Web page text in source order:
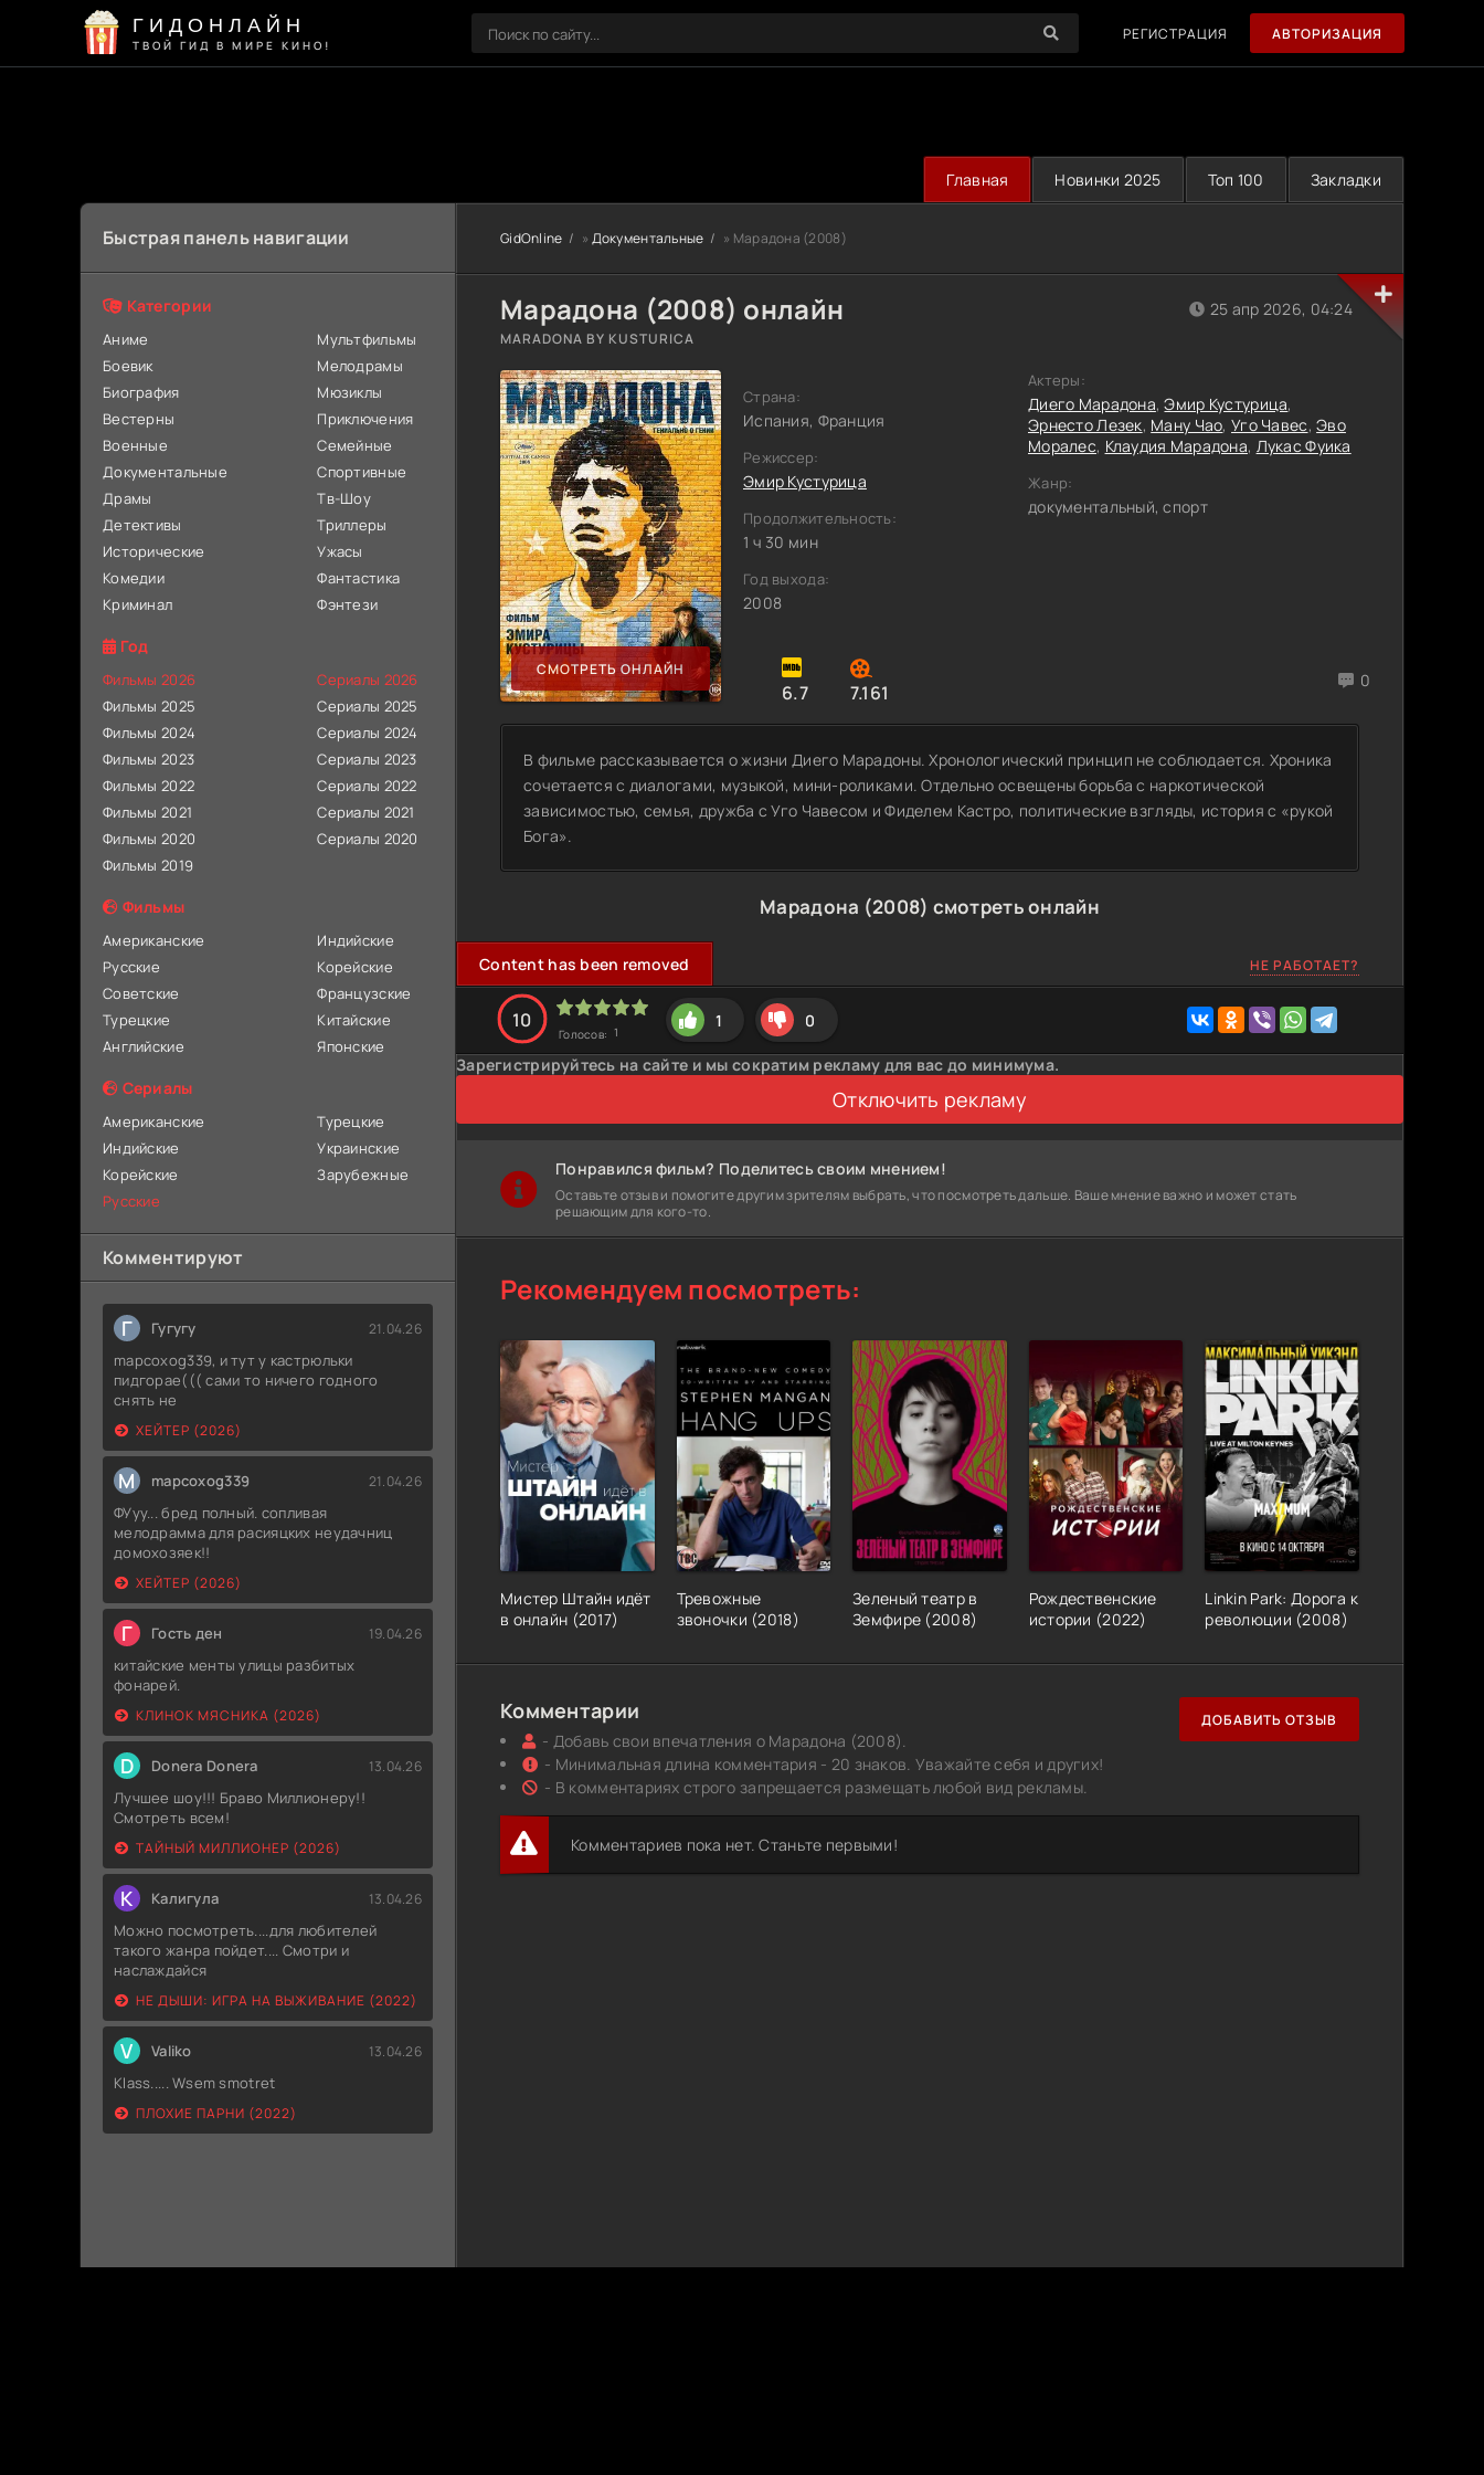
ГИДОНЛАЙН
ТВОЙ ГИД В МИРЕ КИНО!
РЕГИСТРАЦИЯ АВТОРИЗАЦИЯ
Главная Новинки 2025 Топ 100 Закладки
Быстрая панель навигации
Категории
Аниме
Боевик
Биография
Вестерны
Военные
Документальные
Драмы
Детективы
Исторические
Комедии
Криминал
Мультфильмы
Мелодрамы
Мюзиклы
Приключения
Семейные
Спортивные
Тв-Шоу
Триллеры
Ужасы
Фантастика
Фэнтези
Год
Фильмы 2026
Фильмы 2025
Фильмы 2024
Фильмы 2023
Фильмы 2022
Фильмы 2021
Фильмы 2020
Фильмы 2019
Сериалы 2026
Сериалы 2025
Сериалы 2024
Сериалы 2023
Сериалы 2022
Сериалы 2021
Сериалы 2020
Фильмы
Американские
Русские
Советские
Турецкие
Английские
Индийские
Корейские
Французские
Китайские
Японские
Сериалы
Американские
Индийские
Корейские
Русские
Турецкие
Украинские
Зарубежные
Комментируют
Г Гугугу 21.04.26
mapcoxog339, и тут у кастрюльки
пидгорае((( сами то ничего годного
снять не
ХЕЙТЕР (2026)
M mapcoxog339 21.04.26
ФУуу... бред полный. сопливая
мелодрамма для расияцких неудачниц
домохозяек!!
ХЕЙТЕР (2026)
Г Гость ден 19.04.26
китайские менты улицы разбитых
фонарей.
КЛИНОК МЯСНИКА (2026)
D Donera Donera 13.04.26
Лучшее шоу!!! Браво Миллионеру!!
Смотреть всем!
ТАЙНЫЙ МИЛЛИОНЕР (2026)
К Калигула 13.04.26
Можно посмотреть....для любителей
такого жанра пойдет.... Смотри и
наслаждайся
НЕ ДЫШИ: ИГРА НА ВЫЖИВАНИЕ (2022)
V Valiko 13.04.26
Klass..... Wsem smotret
ПЛОХИЕ ПАРНИ (2022)
GidOnline » Документальные » Марадона (2008)
Марадона (2008) онлайн
MARADONA BY KUSTURICA
СМОТРЕТЬ ОНЛАЙН
Страна:
Испания, Франция
Режиссер:
Эмир Кустурица
Продолжительность:
1 ч 30 мин
Год выхода:
2008
6.7 7.161
0
25 апр 2026, 04:24
Актеры:
Диего Марадона,Эмир Кустурица,
Эрнесто Лезек, Ману Чао,Уго Чавес,Эво
Моралес, Клаудия Марадона, Лукас Фуика
Жанр:
документальный, спорт
В фильме рассказывается о жизни Диего Марадоны. Хронологический принцип не соблюдается. Хроника
сочетается с диалогами, музыкой, мини-роликами. Отдельно освещены борьба с наркотической
зависимостью, семья, дружба с Уго Чавесом и Фиделем Кастро, политические взгляды, история с «рукой
Бога».
Марадона (2008) смотреть онлайн
Content has been removed НЕ РАБОТАЕТ?
10
Голосов: 1
1 0
Зарегистрируйтесь на сайте и мы сократим рекламу для вас до минимума.
Отключить рекламу
Понравился фильм? Поделитесь своим мнением!
Оставьте отзыв и помогите другим зрителям выбрать, что посмотреть дальше. Ваше мнение важно и может стать
решающим для кого-то.
Рекомендуем посмотреть:
Мистер Штайн идёт
в онлайн (2017)
Тревожные
звоночки (2018)
Зеленый театр в
Земфире (2008)
Рождественские
истории (2022)
Linkin Park: Дорога к
революции (2008)
Комментарии
- Добавь свои впечатления о Марадона (2008).
- Минимальная длина комментария - 20 знаков. Уважайте себя и других!
- В комментариях строго запрещается размещать любой вид рекламы.
ДОБАВИТЬ ОТЗЫВ
Комментариев пока нет. Станьте первыми!